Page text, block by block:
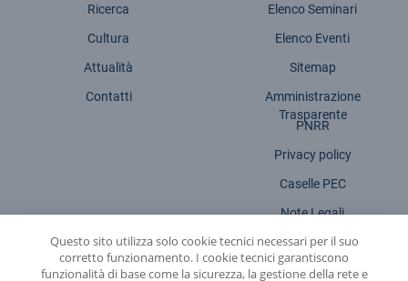
Ricerca
Cultura
Attualità
Contatti
Elenco Seminari
Elenco Eventi
Sitemap
Amministrazione
Trasparente
PNRR
Privacy policy
Caselle PEC
Note Legali
Dichiarazione accessibilità
Questo sito utilizza solo cookie tecnici necessari per il suo
corretto funzionamento. I cookie tecnici garantiscono
funzionalità di base come la sicurezza, la gestione della rete e